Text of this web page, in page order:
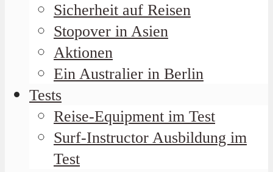
Sicherheit auf Reisen
Stopover in Asien
Aktionen
Ein Australier in Berlin
Tests
Reise-Equipment im Test
Surf-Instructor Ausbildung im
Test